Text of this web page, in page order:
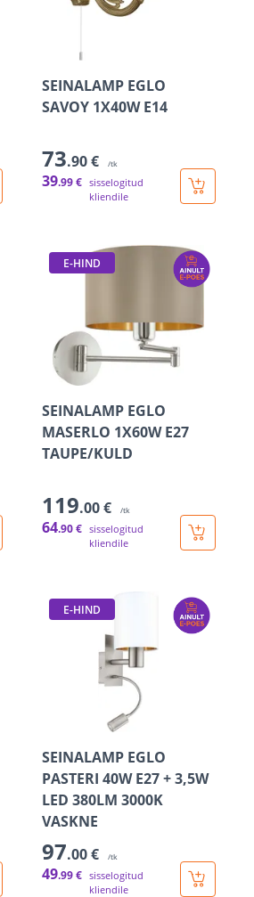
SEINALAMP EGLO
SAVOY 1X40W E14
73.90 € /tk
39.99 € sisselogitud
kliendile
E-HIND
SEINALAMP EGLO
MASERLO 1X60W E27
TAUPE/KULD
119.00 € /tk
64.90 € sisselogitud
kliendile
E-HIND
SEINALAMP EGLO
PASTERI 40W E27 + 3,5W
LED 380LM 3000K
VASKNE
97.00 € /tk
49.99 € sisselogitud
kliendile